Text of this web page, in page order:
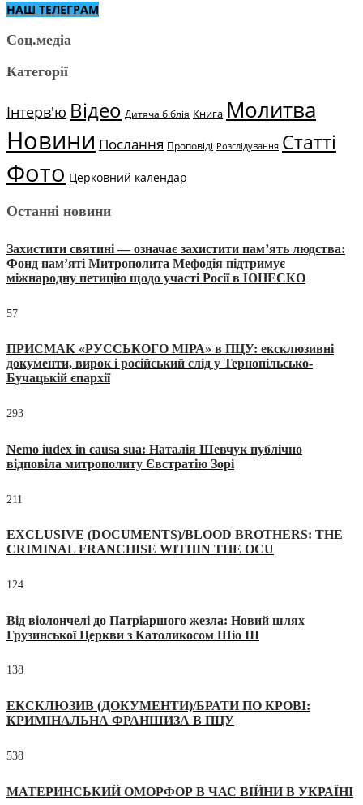
НАШ ТЕЛЕГРАМ
Соц.медіа
Категорії
Інтерв'ю Відео Дитяча біблія Книга Молитва
Новини Послання Проповіді Розслідування Статті
Фото Церковний календар
Останні новини
Захистити святині — означає захистити пам’ять людства:
Фонд пам’яті Митрополита Мефодія підтримує
міжнародну петицію щодо участі Росії в ЮНЕСКО
57
ПРИСМАК «РУССЬКОГО МІРА» в ПЦУ: ексклюзивні
документи, вирок і російський слід у Тернопільсько-
Бучацькій єпархії
293
Nemo iudex in causa sua: Наталія Шевчук публічно
відповіла митрополиту Євстратію Зорі
211
EXCLUSIVE (DOCUMENTS)/BLOOD BROTHERS: THE
CRIMINAL FRANCHISE WITHIN THE OCU
124
Від віолончелі до Патріаршого жезла: Новий шлях
Грузинської Церкви з Католикосом Шіо III
138
ЕКСКЛЮЗИВ (ДОКУМЕНТИ)/БРАТИ ПО КРОВІ:
КРИМІНАЛЬНА ФРАНШИЗА В ПЦУ
538
МАТЕРИНСЬКИЙ ОМОРФОР В ЧАС ВІЙНИ В УКРАЇНІ